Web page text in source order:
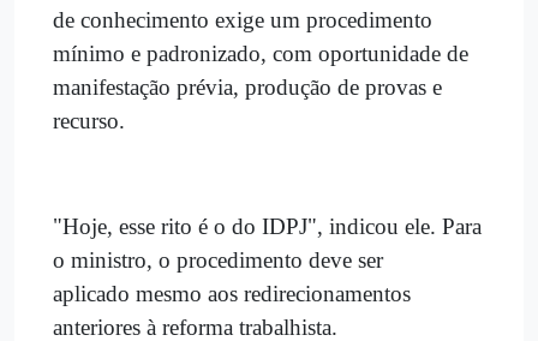
de conhecimento exige um procedimento
mínimo e padronizado, com oportunidade de
manifestação prévia, produção de provas e
recurso.
"Hoje, esse rito é o do IDPJ", indicou ele. Para
o ministro, o procedimento deve ser
aplicado mesmo aos redirecionamentos
anteriores à reforma trabalhista.